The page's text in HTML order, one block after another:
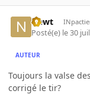
Newt
Posté(e) le 30
AUTEUR
Toujours la valse
corrigé le tir?